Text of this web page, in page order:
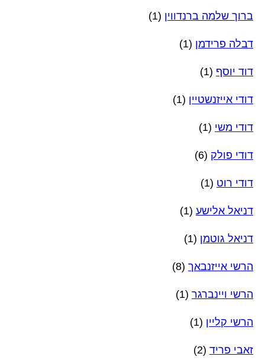
ברוך שלמה ברנדווין (1)
דבלה פרידמן (1)
דוד יוסף (1)
דודי אייזנשטיין (1)
דודי משי (1)
דודי פולק (6)
דודי רוט (1)
דניאל אלישע (1)
דניאל גוטמן (1)
הרשי אייזנבאך (8)
הרשי ויינברגר (1)
הרשי קליין (1)
זאבי פריד (2)